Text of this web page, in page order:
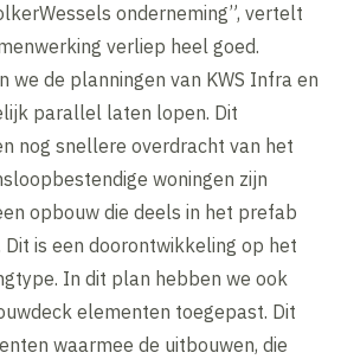
onderneming”, vertelt
verliep heel goed.
we de planningen van KWS Infra en
parallel laten lopen. Dit
nog snellere overdracht van het
woningen zijn
opbouw die deels in het prefab
is een doorontwikkeling op het
In dit plan hebben we ook
elementen toegepast. Dit
waarmee de uitbouwen, die